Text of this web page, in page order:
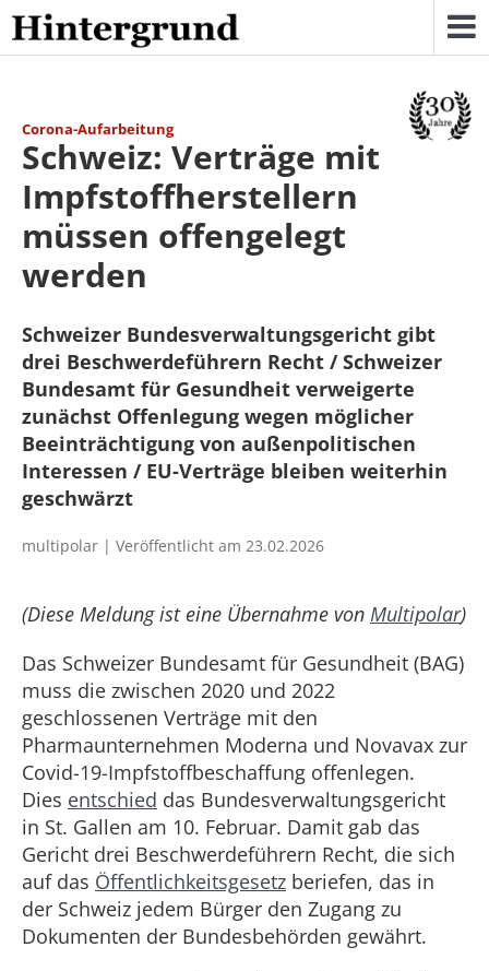
Skip
to
content
Corona-Aufarbeitung
Schweiz: Verträge mit
Impfstoffherstellern
müssen offengelegt
werden
Schweizer Bundesverwaltungsgericht gibt
drei Beschwerdeführern Recht / Schweizer
Bundesamt für Gesundheit verweigerte
zunächst Offenlegung wegen möglicher
Beeinträchtigung von außenpolitischen
Interessen / EU-Verträge bleiben weiterhin
geschwärzt
multipolar | Veröffentlicht am 23.02.2026
(Diese Meldung ist eine Übernahme von Multipolar)
Das Schweizer Bundesamt für Gesundheit (BAG)
muss die zwischen 2020 und 2022
geschlossenen Verträge mit den
Pharmaunternehmen Moderna und Novavax zur
Covid-19-Impfstoffbeschaffung offenlegen.
Dies entschied das Bundesverwaltungsgericht
in St. Gallen am 10. Februar. Damit gab das
Gericht drei Beschwerdeführern Recht, die sich
auf das Öffentlichkeitsgesetz beriefen, das in
der Schweiz jedem Bürger den Zugang zu
Dokumenten der Bundesbehörden gewährt.